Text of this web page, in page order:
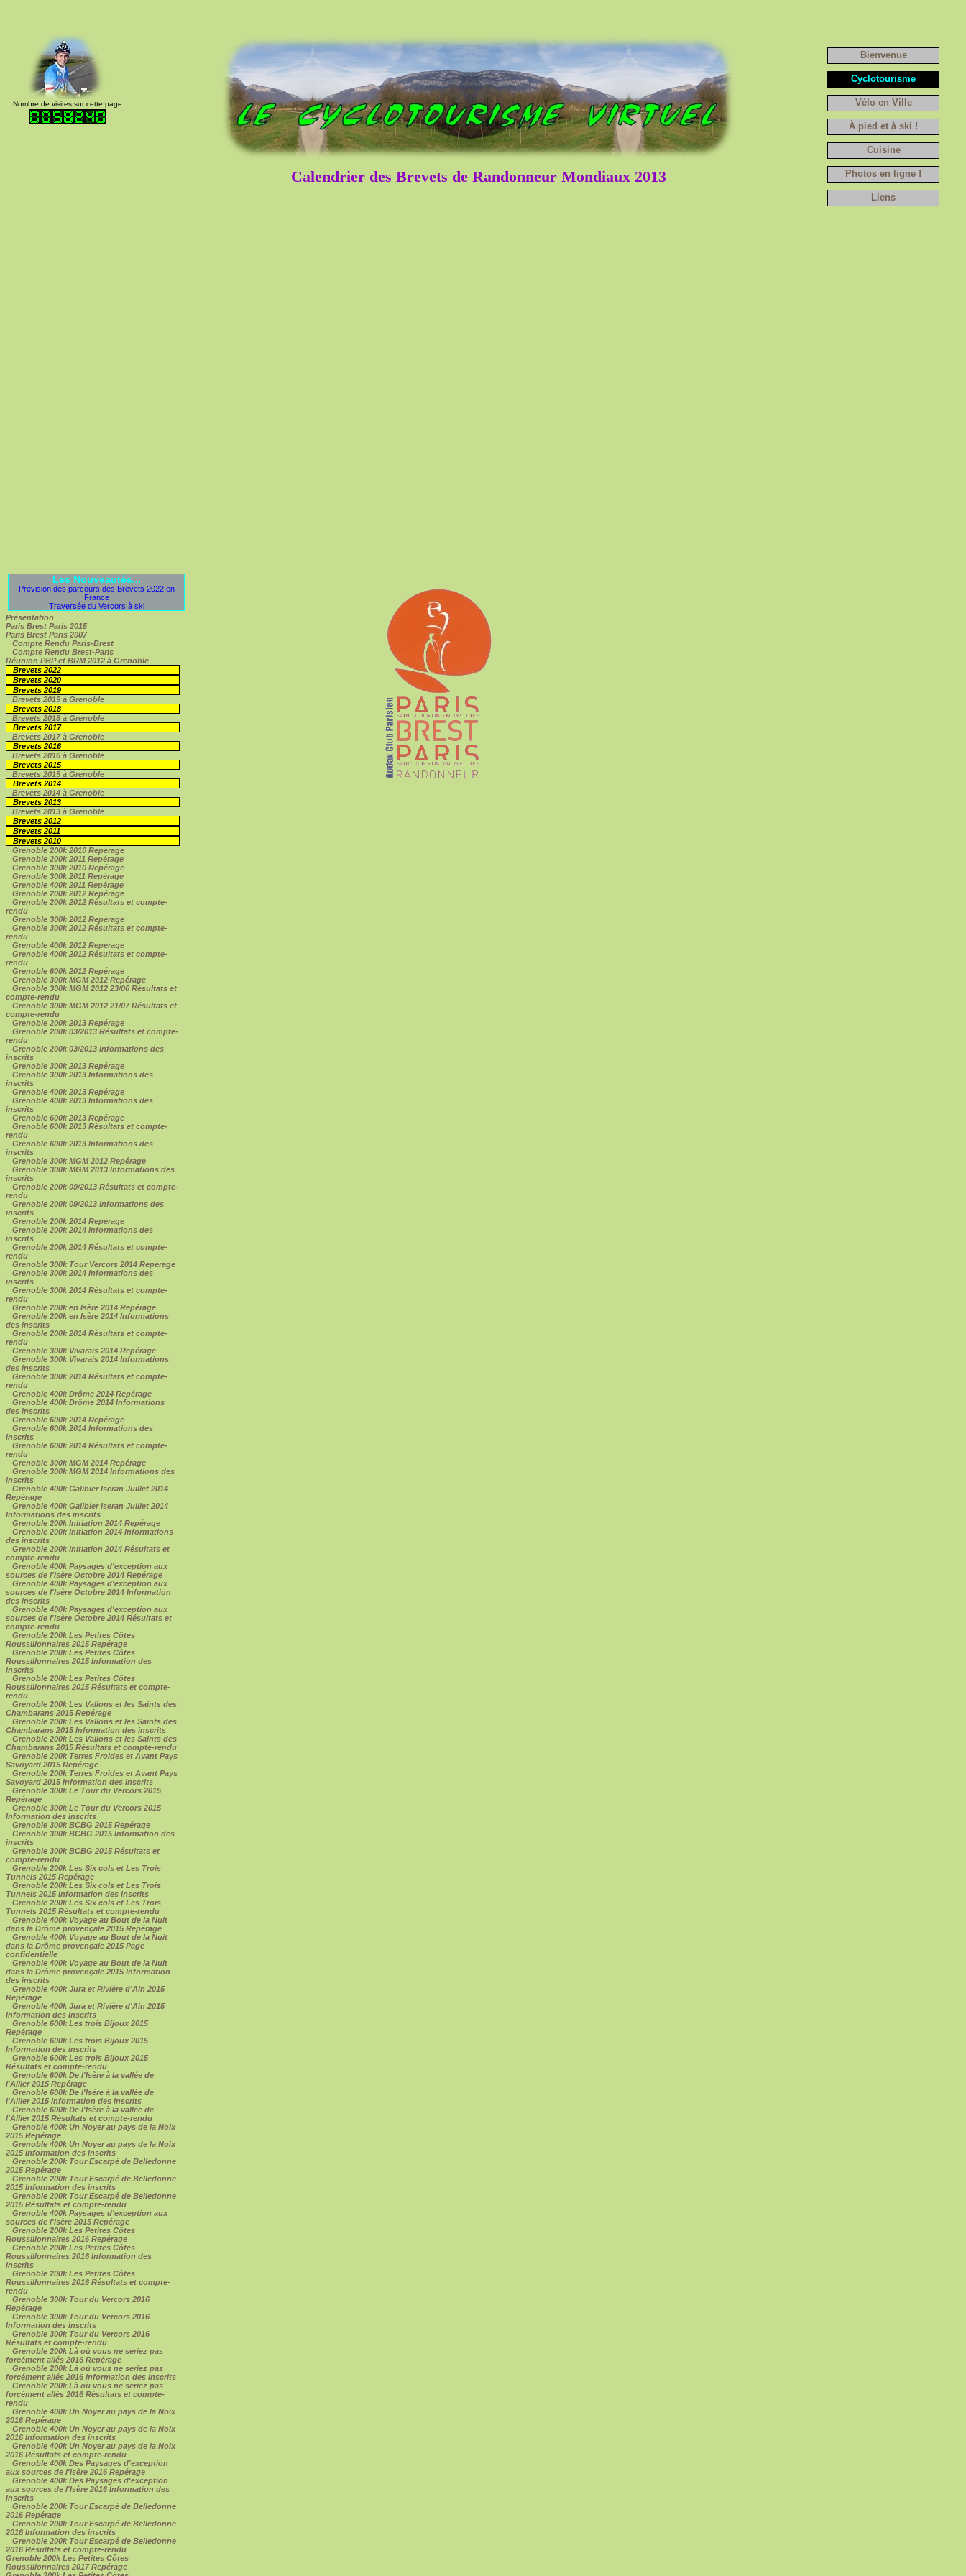
Nombre de visites sur cette page
Calendrier des Brevets de Randonneur Mondiaux 2013
Bienvenue
Cyclotourisme
Vélo en Ville
À pied et à ski !
Cuisine
Photos en ligne !
Liens
Les Nouveautés...
Prévision des parcours des Brevets 2022 en
France
Traversée du Vercors à ski
Présentation
Paris Brest Paris 2015
Paris Brest Paris 2007
Compte Rendu Paris-Brest
Compte Rendu Brest-Paris
Réunion PBP et BRM 2012 à Grenoble
Brevets 2022
Brevets 2020
Brevets 2019
Brevets 2019 à Grenoble
Brevets 2018
Brevets 2018 à Grenoble
Brevets 2017
Brevets 2017 à Grenoble
Brevets 2016
Brevets 2016 à Grenoble
Brevets 2015
Brevets 2015 à Grenoble
Brevets 2014
Brevets 2014 à Grenoble
Brevets 2013
Brevets 2013 à Grenoble
Brevets 2012
Brevets 2011
Brevets 2010
Grenoble 200k 2010 Repérage
Grenoble 200k 2011 Repérage
Grenoble 300k 2010 Repérage
Grenoble 300k 2011 Repérage
Grenoble 400k 2011 Repérage
Grenoble 200k 2012 Repérage
Grenoble 200k 2012 Résultats et compte-
rendu
Grenoble 300k 2012 Repérage
Grenoble 300k 2012 Résultats et compte-
rendu
Grenoble 400k 2012 Repérage
Grenoble 400k 2012 Résultats et compte-
rendu
Grenoble 600k 2012 Repérage
Grenoble 300k MGM 2012 Repérage
Grenoble 300k MGM 2012 23/06 Résultats et
compte-rendu
Grenoble 300k MGM 2012 21/07 Résultats et
compte-rendu
Grenoble 200k 2013 Repérage
Grenoble 200k 03/2013 Résultats et compte-
rendu
Grenoble 200k 03/2013 Informations des
inscrits
Grenoble 300k 2013 Repérage
Grenoble 300k 2013 Informations des
inscrits
Grenoble 400k 2013 Repérage
Grenoble 400k 2013 Informations des
inscrits
Grenoble 600k 2013 Repérage
Grenoble 600k 2013 Résultats et compte-
rendu
Grenoble 600k 2013 Informations des
inscrits
Grenoble 300k MGM 2012 Repérage
Grenoble 300k MGM 2013 Informations des
inscrits
Grenoble 200k 09/2013 Résultats et compte-
rendu
Grenoble 200k 09/2013 Informations des
inscrits
Grenoble 200k 2014 Repérage
Grenoble 200k 2014 Informations des
inscrits
Grenoble 200k 2014 Résultats et compte-
rendu
Grenoble 300k Tour Vercors 2014 Repérage
Grenoble 300k 2014 Informations des
inscrits
Grenoble 300k 2014 Résultats et compte-
rendu
Grenoble 200k en Isère 2014 Repérage
Grenoble 200k en Isère 2014 Informations
des inscrits
Grenoble 200k 2014 Résultats et compte-
rendu
Grenoble 300k Vivarais 2014 Repérage
Grenoble 300k Vivarais 2014 Informations
des inscrits
Grenoble 300k 2014 Résultats et compte-
rendu
Grenoble 400k Drôme 2014 Repérage
Grenoble 400k Drôme 2014 Informations
des inscrits
Grenoble 600k 2014 Repérage
Grenoble 600k 2014 Informations des
inscrits
Grenoble 600k 2014 Résultats et compte-
rendu
Grenoble 300k MGM 2014 Repérage
Grenoble 300k MGM 2014 Informations des
inscrits
Grenoble 400k Galibier Iseran Juillet 2014
Repérage
Grenoble 400k Galibier Iseran Juillet 2014
Informations des inscrits
Grenoble 200k Initiation 2014 Repérage
Grenoble 200k Initiation 2014 Informations
des inscrits
Grenoble 200k Initiation 2014 Résultats et
compte-rendu
Grenoble 400k Paysages d'exception aux
sources de l'Isère Octobre 2014 Repérage
Grenoble 400k Paysages d'exception aux
sources de l'Isère Octobre 2014 Information
des inscrits
Grenoble 400k Paysages d'exception aux
sources de l'Isère Octobre 2014 Résultats et
compte-rendu
Grenoble 200k Les Petites Côtes
Roussillonnaires 2015 Repérage
Grenoble 200k Les Petites Côtes
Roussillonnaires 2015 Information des
inscrits
Grenoble 200k Les Petites Côtes
Roussillonnaires 2015 Résultats et compte-
rendu
Grenoble 200k Les Vallons et les Saints des
Chambarans 2015 Repérage
Grenoble 200k Les Vallons et les Saints des
Chambarans 2015 Information des inscrits
Grenoble 200k Les Vallons et les Saints des
Chambarans 2015 Résultats et compte-rendu
Grenoble 200k Terres Froides et Avant Pays
Savoyard 2015 Repérage
Grenoble 200k Terres Froides et Avant Pays
Savoyard 2015 Information des inscrits
Grenoble 300k Le Tour du Vercors 2015
Repérage
Grenoble 300k Le Tour du Vercors 2015
Information des inscrits
Grenoble 300k BCBG 2015 Repérage
Grenoble 300k BCBG 2015 Information des
inscrits
Grenoble 300k BCBG 2015 Résultats et
compte-rendu
Grenoble 200k Les Six cols et Les Trois
Tunnels 2015 Repérage
Grenoble 200k Les Six cols et Les Trois
Tunnels 2015 Information des inscrits
Grenoble 200k Les Six cols et Les Trois
Tunnels 2015 Résultats et compte-rendu
Grenoble 400k Voyage au Bout de la Nuit
dans la Drôme provençale 2015 Repérage
Grenoble 400k Voyage au Bout de la Nuit
dans la Drôme provençale 2015 Page
confidentielle
Grenoble 400k Voyage au Bout de la Nuit
dans la Drôme provençale 2015 Information
des inscrits
Grenoble 400k Jura et Rivière d'Ain 2015
Repérage
Grenoble 400k Jura et Rivière d'Ain 2015
Information des inscrits
Grenoble 600k Les trois Bijoux 2015
Repérage
Grenoble 600k Les trois Bijoux 2015
Information des inscrits
Grenoble 600k Les trois Bijoux 2015
Résultats et compte-rendu
Grenoble 600k De l'Isère à la vallée de
l'Allier 2015 Repérage
Grenoble 600k De l'Isère à la vallée de
l'Allier 2015 Information des inscrits
Grenoble 600k De l'Isère à la vallée de
l'Allier 2015 Résultats et compte-rendu
Grenoble 400k Un Noyer au pays de la Noix
2015 Repérage
Grenoble 400k Un Noyer au pays de la Noix
2015 Information des inscrits
Grenoble 200k Tour Escarpé de Belledonne
2015 Repérage
Grenoble 200k Tour Escarpé de Belledonne
2015 Information des inscrits
Grenoble 200k Tour Escarpé de Belledonne
2015 Résultats et compte-rendu
Grenoble 400k Paysages d'exception aux
sources de l'Isère 2015 Repérage
Grenoble 200k Les Petites Côtes
Roussillonnaires 2016 Repérage
Grenoble 200k Les Petites Côtes
Roussillonnaires 2016 Information des
inscrits
Grenoble 200k Les Petites Côtes
Roussillonnaires 2016 Résultats et compte-
rendu
Grenoble 300k Tour du Vercors 2016
Repérage
Grenoble 300k Tour du Vercors 2016
Information des inscrits
Grenoble 300k Tour du Vercors 2016
Résultats et compte-rendu
Grenoble 200k Là où vous ne seriez pas
forcément allés 2016 Repérage
Grenoble 200k Là où vous ne seriez pas
forcément allés 2016 Information des inscrits
Grenoble 200k Là où vous ne seriez pas
forcément allés 2016 Résultats et compte-
rendu
Grenoble 400k Un Noyer au pays de la Noix
2016 Repérage
Grenoble 400k Un Noyer au pays de la Noix
2016 Information des inscrits
Grenoble 400k Un Noyer au pays de la Noix
2016 Résultats et compte-rendu
Grenoble 400k Des Paysages d'exception
aux sources de l'Isère 2016 Repérage
Grenoble 400k Des Paysages d'exception
aux sources de l'Isère 2016 Information des
inscrits
Grenoble 200k Tour Escarpé de Belledonne
2016 Repérage
Grenoble 200k Tour Escarpé de Belledonne
2016 Information des inscrits
Grenoble 200k Tour Escarpé de Belledonne
2016 Résultats et compte-rendu
Grenoble 200k Les Petites Côtes
Roussillonnaires 2017 Repérage